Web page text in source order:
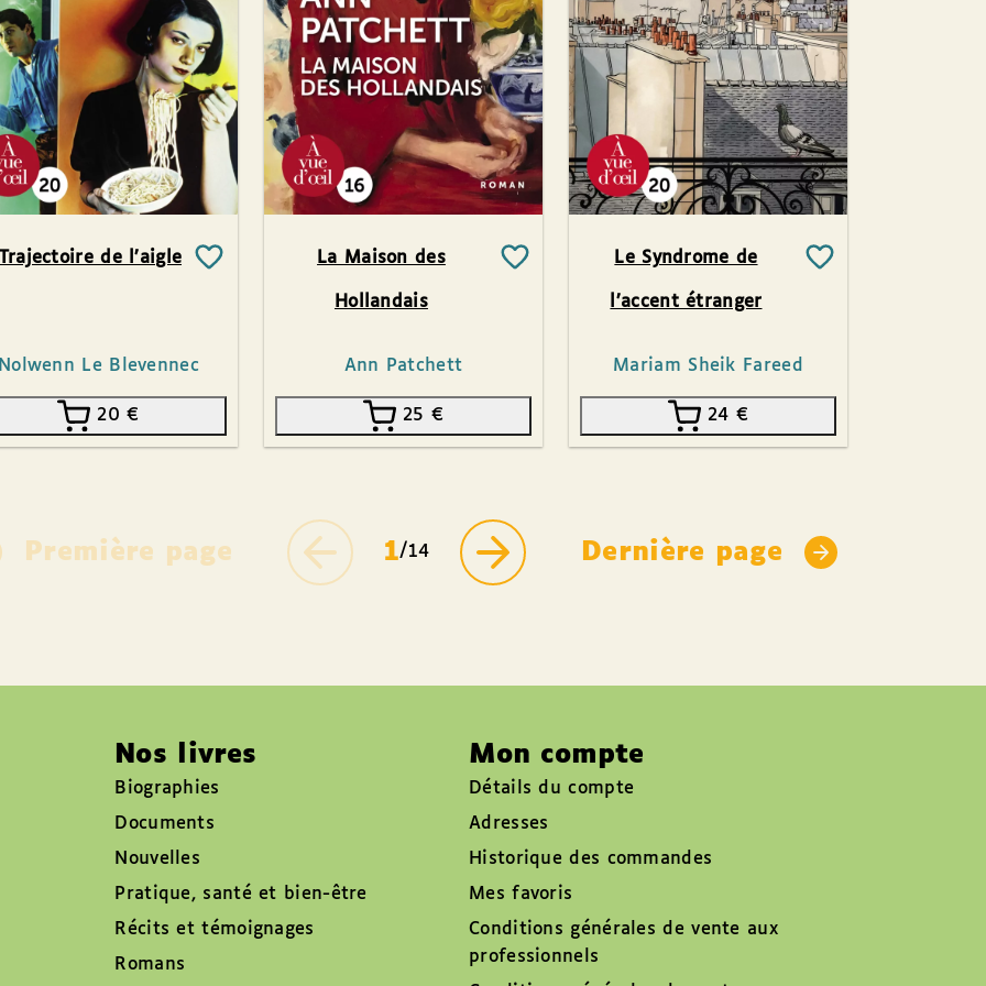
de l’aigle
Le Blevennec
20€
La Maison des
Hollandais
Ann Patchett
25 €
Le Syndrome de
l’accent étranger
Mariam Sheik Fareed
24 €
Première page 1/14 Dernière page
Nos livres
Biographies
Documents
Nouvelles
Pratique, santé et bien-être
Récits et témoignages
Romans
Mon compte
Détails du compte
Adresses
Historique des commandes
Mes favoris
Conditions générales de vente aux
professionnels